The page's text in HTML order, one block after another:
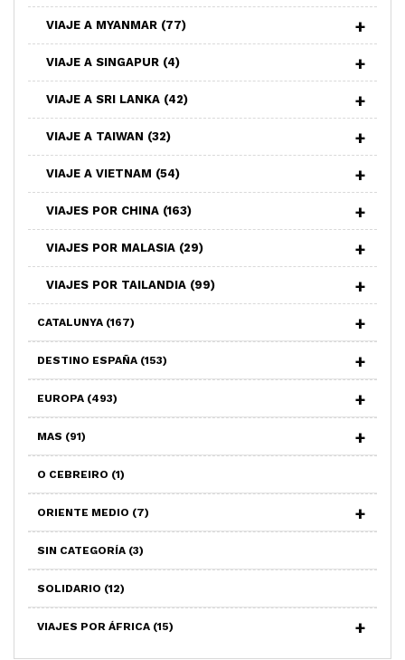
VIAJE A MYANMAR (77)
VIAJE A SINGAPUR (4)
VIAJE A SRI LANKA (42)
VIAJE A TAIWAN (32)
VIAJE A VIETNAM (54)
VIAJES POR CHINA (163)
VIAJES POR MALASIA (29)
VIAJES POR TAILANDIA (99)
CATALUNYA (167)
DESTINO ESPAÑA (153)
EUROPA (493)
MAS (91)
O CEBREIRO (1)
ORIENTE MEDIO (7)
SIN CATEGORÍA (3)
SOLIDARIO (12)
VIAJES POR ÁFRICA (15)